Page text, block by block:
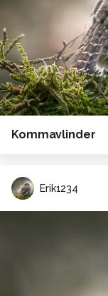
Kommavlinder
Erik1234